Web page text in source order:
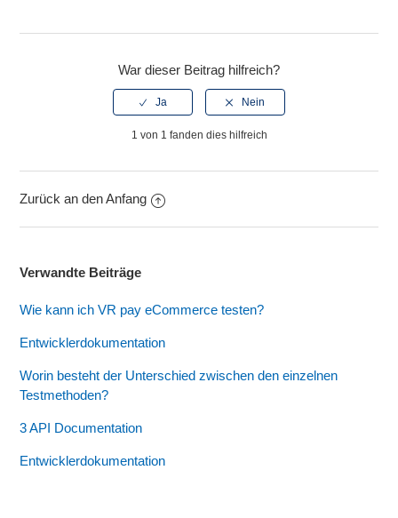
War dieser Beitrag hilfreich?
1 von 1 fanden dies hilfreich
Zurück an den Anfang
Verwandte Beiträge
Wie kann ich VR pay eCommerce testen?
Entwicklerdokumentation
Worin besteht der Unterschied zwischen den einzelnen
Testmethoden?
3 API Documentation
Entwicklerdokumentation